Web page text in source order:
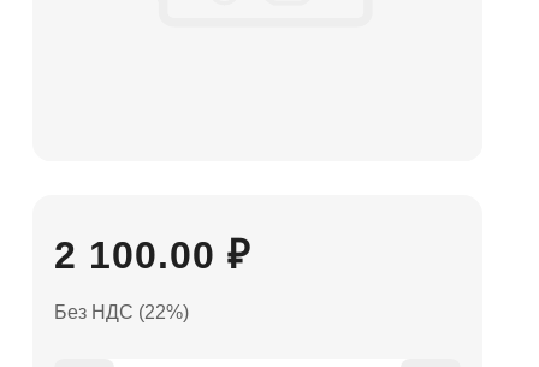
2 100.00 ₽
Без НДС (22%)